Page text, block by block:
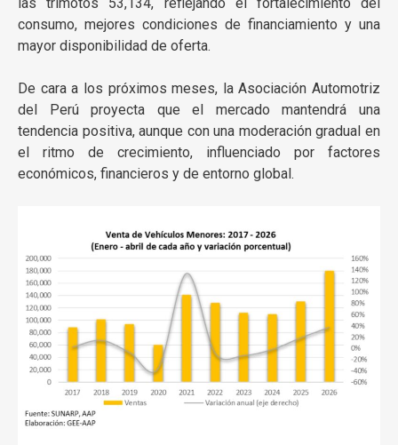
consumo, mejores condiciones de financiamiento y una
mayor disponibilidad de oferta.
De cara a los próximos meses, la Asociación Automotriz
del Perú proyecta que el mercado mantendrá una
tendencia positiva, aunque con una moderación gradual en
el ritmo de crecimiento, influenciado por factores
económicos, financieros y de entorno global.